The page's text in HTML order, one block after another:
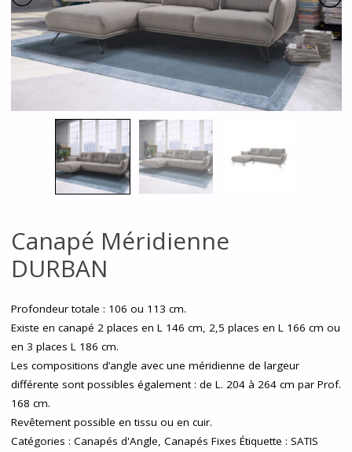
Canapé Méridienne
DURBAN
Profondeur totale : 106 ou 113 cm.
Existe en canapé 2 places en L 146 cm, 2,5 places en L 166 cm ou
en 3 places L 186 cm.
Les compositions d’angle avec une méridienne de largeur
différente sont possibles également : de L. 204 à 264 cm par Prof.
168 cm.
Revêtement possible en tissu ou en cuir.
Catégories : Canapés d'Angle, Canapés Fixes Étiquette : SATIS